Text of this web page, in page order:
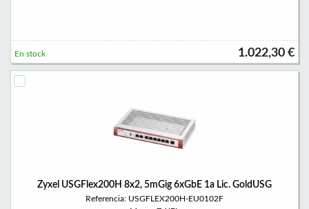
1.022,30 €
En stock
Zyxel USGFlex200H 8x2, 5mGig 6xGbE 1a Lic. GoldUSG
Referencia: USGFLEX200H-EU0102F